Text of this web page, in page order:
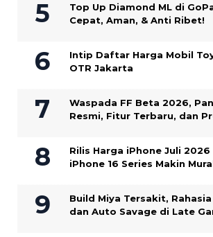
Top Up Diamond ML di
Cepat, Aman, & Anti Ribet!
Intip Daftar Harga Mobil
OTR Jakarta
Waspada FF Beta 2026,
Resmi, Fitur Terbaru, dan
Rilis Harga iPhone Juli 2026
iPhone 16 Series Makin
Build Miya Tersakit,
dan Auto Savage di Late